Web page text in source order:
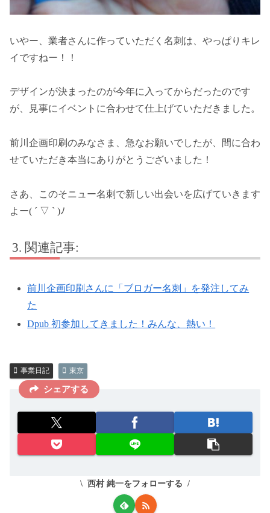
いやー、業者さんに作っていただく名刺は、やっぱりキレ
イですねー！！
デザインが決まったのが今年に入ってからだったのです
が、見事にイベントに合わせて仕上げていただきました。
前川企画印刷のみなさま、急なお願いでしたが、間に合わ
せていただき本当にありがとうございました！
さあ、このそニュー名刺で新しい出会いを広げていきます
よー( ´ ▽ ` )ﾉ
関連記事:
前川企画印刷さんに「ブロガー名刺」を発注してみ
た
Dpub 初参加してきました！みんな、熱い！
事業日記 東京
シェアする
西村 純一をフォローする